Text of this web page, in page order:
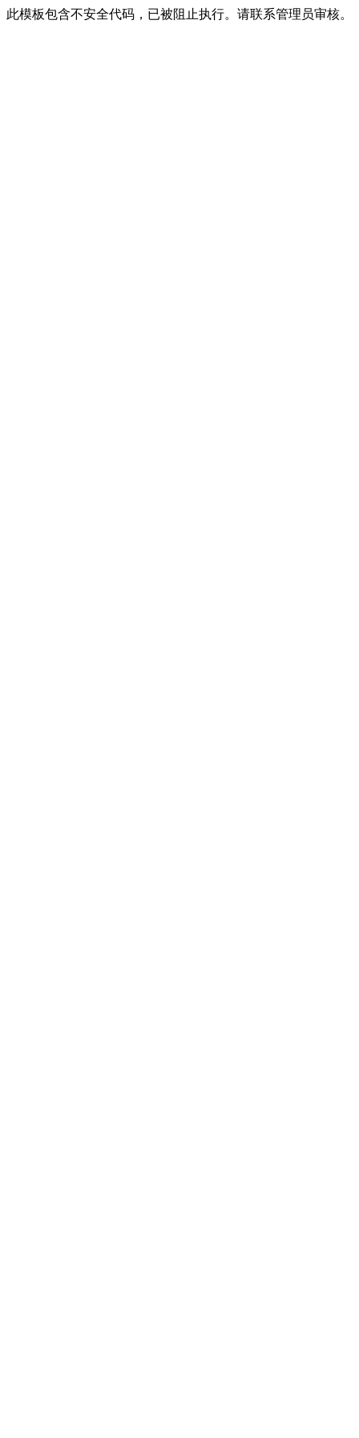
此模板包含不安全代码，已被阻止执行。请联系管理员审核。